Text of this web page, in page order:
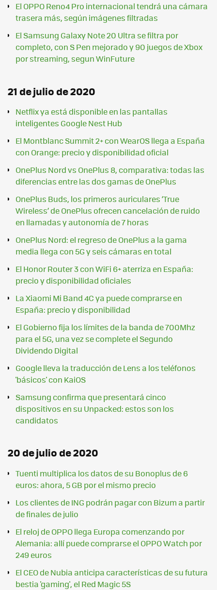
El OPPO Reno4 Pro internacional tendrá una cámara
trasera más, según imágenes filtradas
El Samsung Galaxy Note 20 Ultra se filtra por
completo, con S Pen mejorado y 90 juegos de Xbox
por streaming, segun WinFuture
21 de julio de 2020
Netflix ya está disponible en las pantallas
inteligentes Google Nest Hub
El Montblanc Summit 2+ con WearOS llega a España
con Orange: precio y disponibilidad oficial
OnePlus Nord vs OnePlus 8, comparativa: todas las
diferencias entre las dos gamas de OnePlus
OnePlus Buds, los primeros auriculares ‘True
Wireless’ de OnePlus ofrecen cancelación de ruido
en llamadas y autonomía de 7 horas
OnePlus Nord: el regreso de OnePlus a la gama
media llega con 5G y seis cámaras en total
El Honor Router 3 con WiFi 6+ aterriza en España:
precio y disponibilidad oficiales
La Xiaomi Mi Band 4C ya puede comprarse en
España: precio y disponibilidad
El Gobierno fija los límites de la banda de 700Mhz
para el 5G, una vez se complete el Segundo
Dividendo Digital
Google lleva la traducción de Lens a los teléfonos
'básicos' con KaiOS
Samsung confirma que presentará cinco
dispositivos en su Unpacked: estos son los
candidatos
20 de julio de 2020
Tuenti multiplica los datos de su Bonoplus de 6
euros: ahora, 5 GB por el mismo precio
Los clientes de ING podrán pagar con Bizum a partir
de finales de julio
El reloj de OPPO llega Europa comenzando por
Alemania: allí puede comprarse el OPPO Watch por
249 euros
El CEO de Nubia anticipa características de su futura
bestia 'gaming', el Red Magic 5S